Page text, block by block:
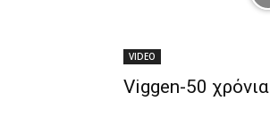
VIDEO
Viggen-50 χρόνια